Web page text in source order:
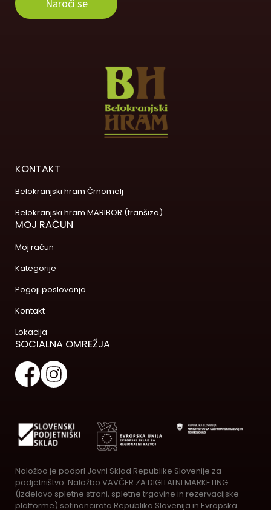
KONTAKT
Belokranjski hram Črnomelj
Belokranjski hram MARIBOR (franšiza)
MOJ RAČUN
Moj račun
Kategorije
Pogoji poslovanja
Kontakt
Lokacija
SOCIALNA OMREŽJA
Naložbo je podprl Javni Sklad Republike Slovenije za
podjetništvo. Naložbo VAVČER ZA DIGITALNI MARKETING
(izdelavo spletne strani, spletne trgovine in rezervacijske
platforme) sofinancirata Republika Slovenija in Evropska